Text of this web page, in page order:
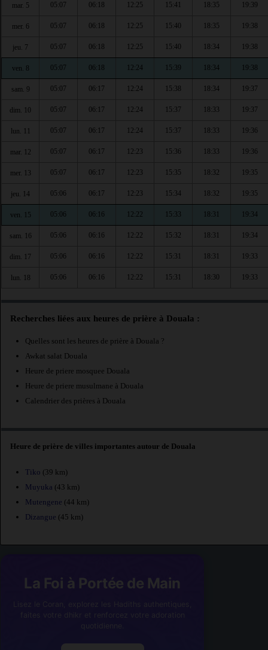
mar. 5 05:07 06:18 12:25 15:41 18:35 19:39
mer. 6 05:07 06:18 12:25 15:40 18:35 19:38
jeu. 7 05:07 06:18 12:25 15:40 18:34 19:38
ven. 8 05:07 06:18 12:24 15:39 18:34 19:38
sam. 9 05:07 06:17 12:24 15:38 18:34 19:37
dim. 10 05:07 06:17 12:24 15:37 18:33 19:37
lun. 11 05:07 06:17 12:24 15:37 18:33 19:36
mar. 12 05:07 06:17 12:23 15:36 18:33 19:36
mer. 13 05:07 06:17 12:23 15:35 18:32 19:35
jeu. 14 05:06 06:17 12:23 15:34 18:32 19:35
ven. 15 05:06 06:16 12:22 15:33 18:31 19:34
sam. 16 05:06 06:16 12:22 15:32 18:31 19:34
dim. 17 05:06 06:16 12:22 15:31 18:31 19:33
lun. 18 05:06 06:16 12:22 15:31 18:30 19:33
Recherches liées aux heures de prière à Douala :
Quelles sont les heures de prière à Douala ?
Awkat salat Douala
Heure de priere mosquee Douala
Heure de priere musulmane à Douala
Calendrier des prières à Douala
Heure de prière de villes importantes autour de Douala
Tiko (39 km)
Muyuka (43 km)
Mutengene (44 km)
Dizangue (45 km)
La Foi à Portée de Main